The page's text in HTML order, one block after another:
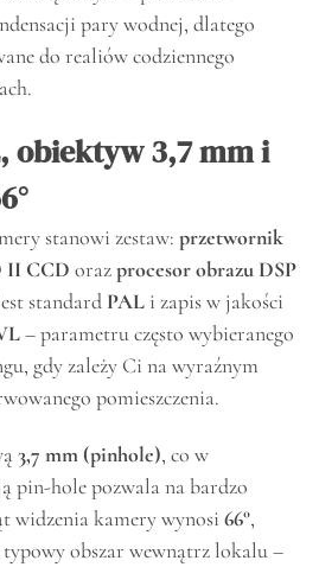
pary wodnej, dlatego
do realiów codziennego
obiektyw 3,7 mm i
stanowi zestaw: przetwornik
II CCD orazprocesor obrazu DSP
standard PAL i zapis w jakości
– parametru często wybieranego
gdy zależy Ci na wyraźnym
pomieszczenia.
3,7 mm (pinhole), co w
pin-hole pozwala na bardzo
widzenia kamery wynosi 66°,
obszar wewnątrz lokalu –